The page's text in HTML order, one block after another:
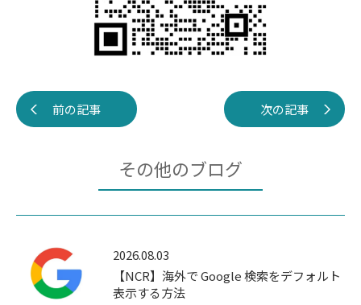
前の記事 次の記事
その他のブログ
2026.08.03
【NCR】海外で Google 検索をデフォルト
表示する方法